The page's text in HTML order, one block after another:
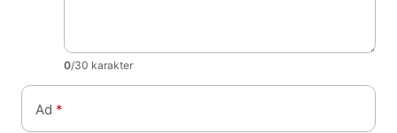
0/30 karakter
Ad *